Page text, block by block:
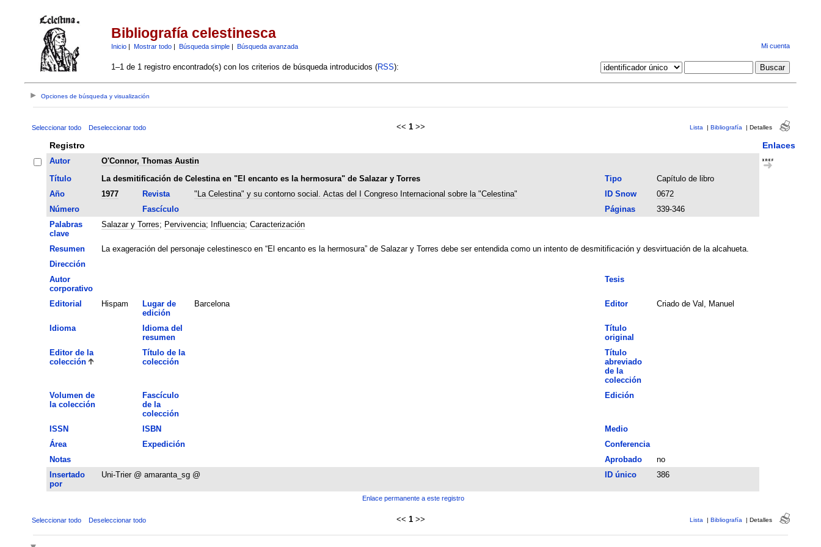
Bibliografía celestinesca
Inicio| Mostrar todo| Búsqueda simple| Búsqueda avanzada Mi cuenta
1–1 de 1 registro encontrado(s) con los criterios de búsqueda introducidos (RSS):
Opciones de búsqueda y visualización
Seleccionar todo Deseleccionar todo << 1 >> Lista | Bibliografía | Detalles
Registro Enlaces
Autor
O'Connor, Thomas Austin
Título
La desmitificación de Celestina en "El encanto es la hermosura" de Salazar y Torres Tipo
Capítulo de libro
Año
1977 Revista "La Celestina" y su contorno social. Actas del I Congreso Internacional sobre la "Celestina" ID Snow
0672
Número
Fascículo Páginas
339-346
Palabras
clave
Salazar y Torres; Pervivencia; Influencia; Caracterización
Resumen
La exageración del personaje celestinesco en “El encanto es la hermosura” de Salazar y Torres debe ser entendida como un intento de desmitificación y desvirtuación de la alcahueta.
Dirección
Autor
corporativo
Tesis
Editorial Hispam
Lugar de
edición
Barcelona Editor Criado de Val, Manuel
Idioma
Idioma del
resumen
Título
original
Editor de la
colección
Título de la
colección
Título
abreviado
de la
colección
Volumen de
la colección
Fascículo
de la
colección
Edición
ISSN ISBN
Medio
Área
Expedición
Conferencia
Notas
Aprobado
no
Insertado
por
Uni-Trier @ amaranta_sg @ ID único 386
Enlace permanente a este registro
Seleccionar todo Deseleccionar todo << 1 >> Lista | Bibliografía | Detalles